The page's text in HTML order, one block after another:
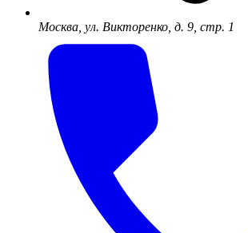
Москва, ул. Викторенко, д. 9, стр. 1